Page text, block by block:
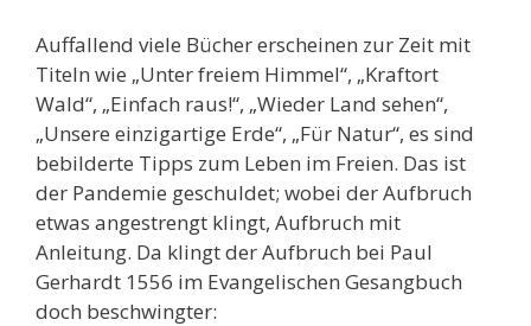
Auffallend viele Bücher erscheinen zur Zeit mit
Titeln wie „Unter freiem Himmel“, „Kraftort
Wald“, „Einfach raus!“, „Wieder Land sehen“,
„Unsere einzigartige Erde“, „Für Natur“, es sind
bebilderte Tipps zum Leben im Freien. Das ist
der Pandemie geschuldet; wobei der Aufbruch
etwas angestrengt klingt, Aufbruch mit
Anleitung. Da klingt der Aufbruch bei Paul
Gerhardt 1556 im Evangelischen Gesangbuch
doch beschwingter: